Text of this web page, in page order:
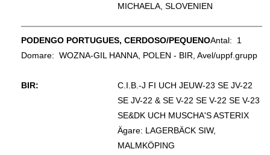
MICHAELA, SLOVENIEN
PODENGO PORTUGUES, CERDOSO/PEQUENOAntal: 1
Domare: WOZNA-GIL HANNA, POLEN - BIR, Avel/uppf.grupp
BIR:
C.I.B.-J FI UCH JEUW-23 SE JV-22
SE JV-22 & SE V-22 SE V-22 SE V-23
SE&DK UCH MUSCHA'S ASTERIX
Ägare: LAGERBÄCK SIW,
MALMKÖPING